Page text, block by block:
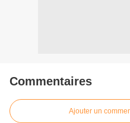
Commentaires
Ajouter un